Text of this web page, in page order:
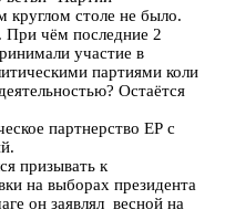
круглом столе не было.
При чём последние 2
участие в
партиями коли
Остаётся
партнерство ЕР с
призывать к
на выборах президента
он заявлял весной на